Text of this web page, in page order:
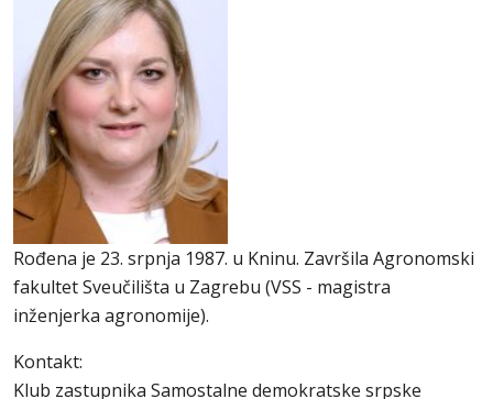
Rođena je 23. srpnja 1987. u Kninu. Završila Agronomski
fakultet Sveučilišta u Zagrebu (VSS - magistra
inženjerka agronomije).
Kontakt:
Klub zastupnika Samostalne demokratske srpske